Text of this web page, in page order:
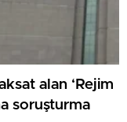
alan ‘Rejim
soruşturma